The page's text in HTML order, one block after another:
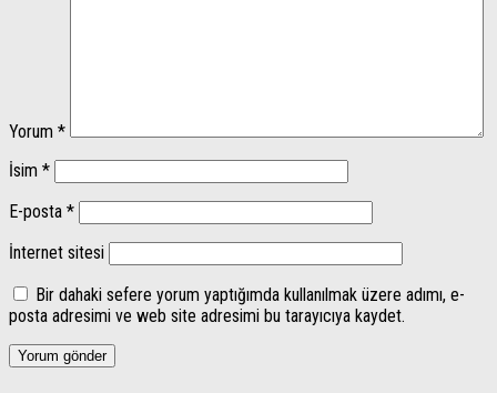
Yorum *
İsim *
E-posta *
İnternet sitesi
Bir dahaki sefere yorum yaptığımda kullanılmak üzere adımı, e-
posta adresimi ve web site adresimi bu tarayıcıya kaydet.